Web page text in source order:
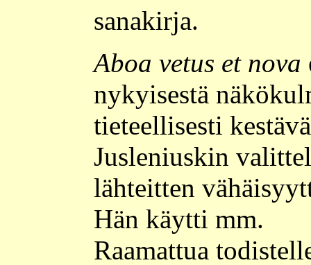
sanakirja.
Aboa vetus et nova
nykyisestä
tieteellisesti
Jusleniuskin
lähteitten
Hän käytti mm.
Raamattua